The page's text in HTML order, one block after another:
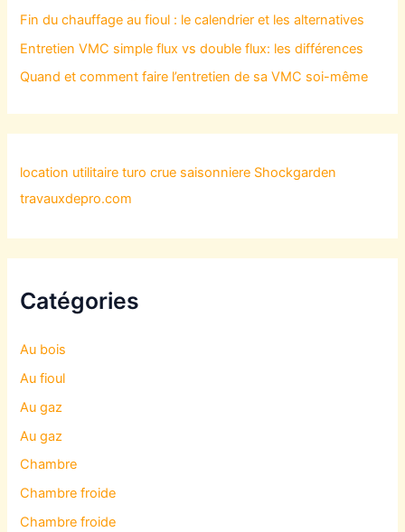
Fin du chauffage au fioul : le calendrier et les alternatives
Entretien VMC simple flux vs double flux: les différences
Quand et comment faire l’entretien de sa VMC soi-même
location utilitaire turo crue saisonniere Shockgarden
travauxdepro.com
Catégories
Au bois
Au fioul
Au gaz
Au gaz
Chambre
Chambre froide
Chambre froide